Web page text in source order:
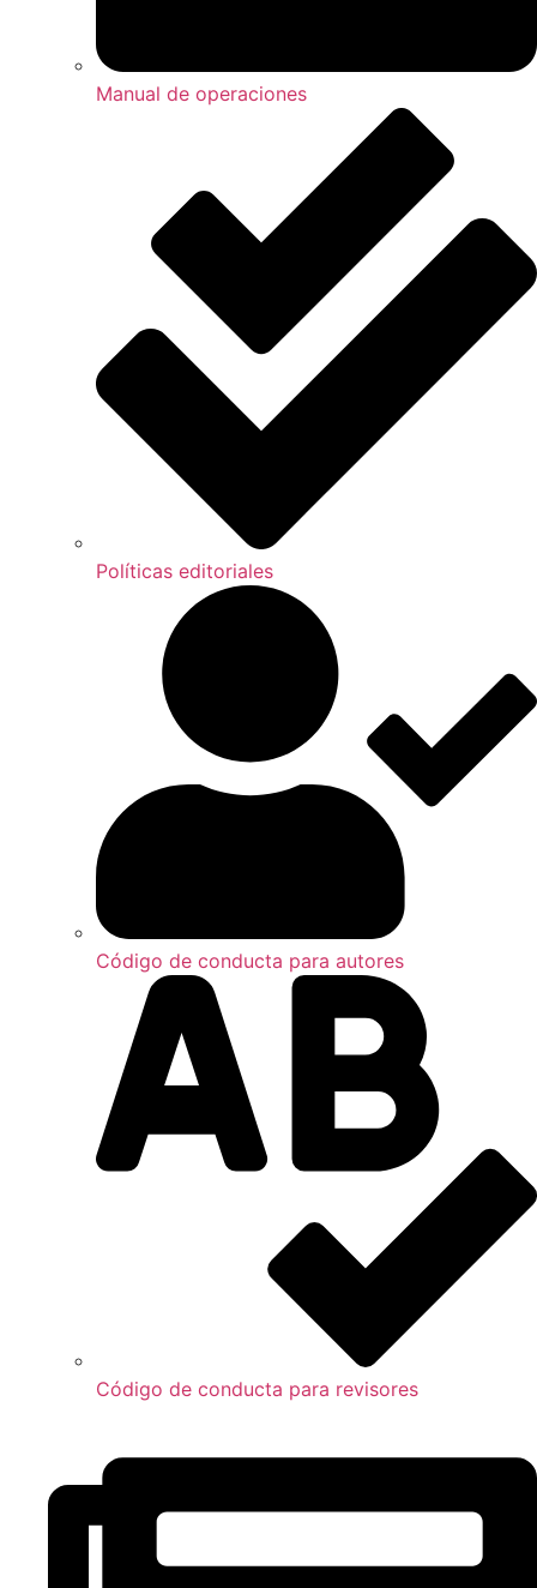
Manual de operaciones
Políticas editoriales
Código de conducta para autores
Código de conducta para revisores